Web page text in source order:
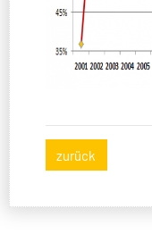
zurück